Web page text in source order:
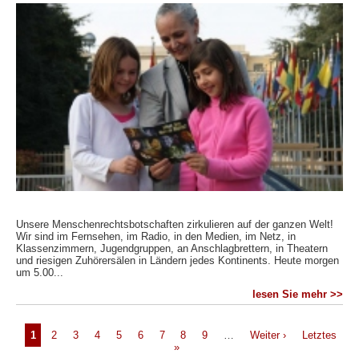
Unsere Menschenrechtsbotschaften zirkulieren auf der ganzen Welt!
Wir sind im Fernsehen, im Radio, in den Medien, im Netz, in
Klassenzimmern, Jugendgruppen, an Anschlagbrettern, in Theatern
und riesigen Zuhörersälen in Ländern jedes Kontinents. Heute morgen
um 5.00...
lesen Sie mehr >>
1 2 3 4 5 6 7 8 9 … Weiter ›
Letztes
»